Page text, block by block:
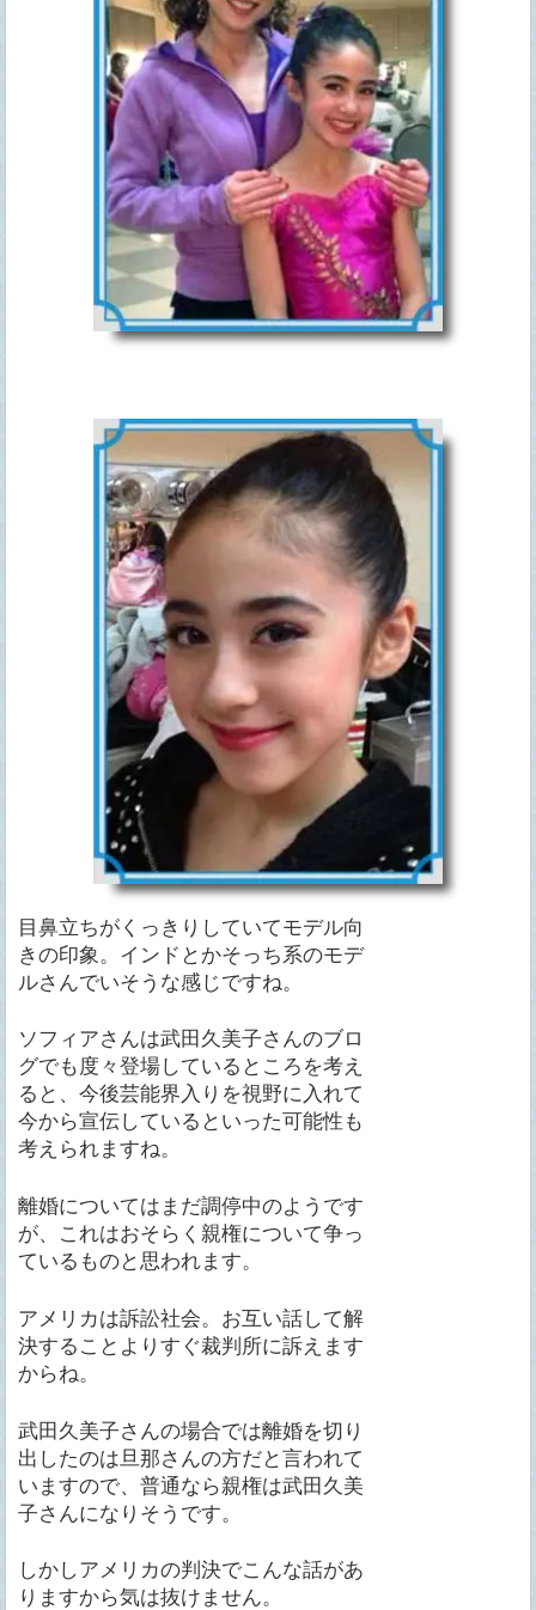
目鼻立ちがくっきりしていてモデル向
きの印象。インドとかそっち系のモデ
ルさんでいそうな感じですね。
ソフィアさんは武田久美子さんのブロ
グでも度々登場しているところを考え
ると、今後芸能界入りを視野に入れて
今から宣伝しているといった可能性も
考えられますね。
離婚についてはまだ調停中のようです
が、これはおそらく親権について争っ
ているものと思われます。
アメリカは訴訟社会。お互い話して解
決することよりすぐ裁判所に訴えます
からね。
武田久美子さんの場合では離婚を切り
出したのは旦那さんの方だと言われて
いますので、普通なら親権は武田久美
子さんになりそうです。
しかしアメリカの判決でこんな話があ
りますから気は抜けません。